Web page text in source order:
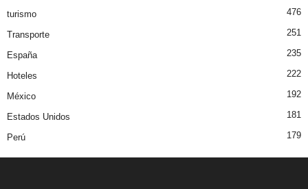
turismo 476
Transporte 251
España 235
Hoteles 222
México 192
Estados Unidos 181
Perú 179